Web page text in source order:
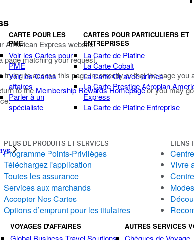
CARTE POUR LES
PME
Voir les Cartes pour
PME
Voir les Cartes
affaires
Parler à un
spécialiste
CARTES POUR PARTICULIERS ET
ENTREPRISES
La Carte de Platine
La Carte Cobalt
La Carte Or avec primes
La Carte Prestige Aéroplan
Express
La Carte de Platine Entreprise
VOYAGES D'AFFAIRES AUTRES SERVICES
American Express website.
page matching your request.
trying to access this page incorrectly or that the page you
to the Membership Rewards Homepageor you may
PLUS DE PRODUITS ET SERVICES
Programme Points-Privilèges
Téléchargez l'application
Toutes les assurance
Services aux marchands
Accepter Nos Cartes
Options d’emprunt pour les titulaires
LIENS
Vivre